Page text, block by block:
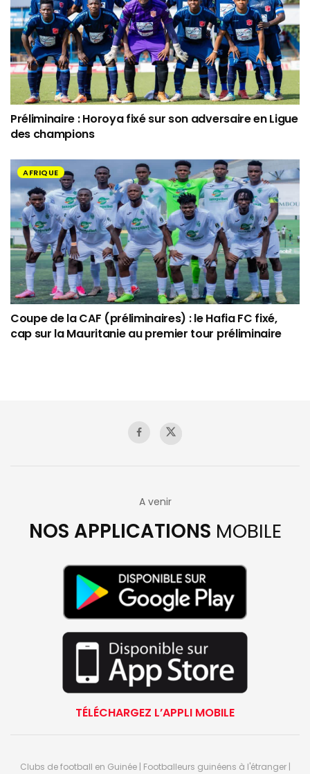
Préliminaire : Horoya fixé sur son adversaire en Ligue
des champions
AFRIQUE
Coupe de la CAF (préliminaires) : le Hafia FC fixé,
cap sur la Mauritanie au premier tour préliminaire
A venir
NOS APPLICATIONS MOBILE
TÉLÉCHARGEZ L’APPLI MOBILE
Clubs de football en Guinée | Footballeurs guinéens à l'étranger |